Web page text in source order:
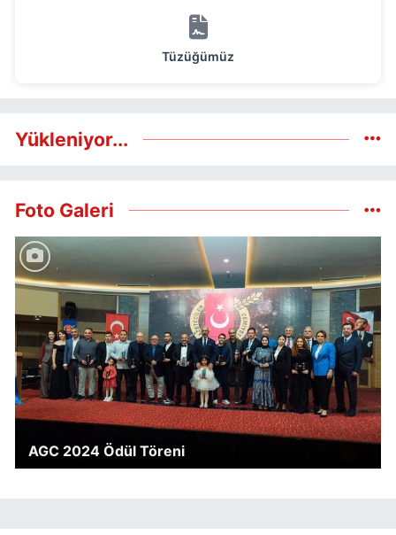
Tüzüğümüz
Yükleniyor...
Foto Galeri
AGC 2024 Ödül Töreni